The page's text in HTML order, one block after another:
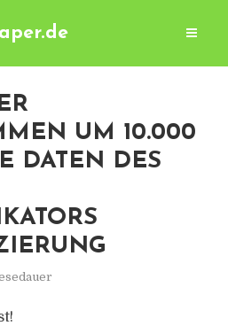
UM 10.000
DATEN DES